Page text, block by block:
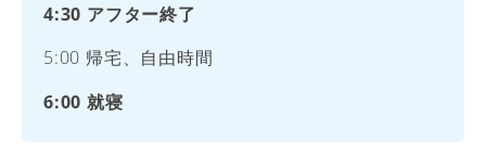
4:30 アフター終了
5:00 帰宅、自由時間
6:00 就寝